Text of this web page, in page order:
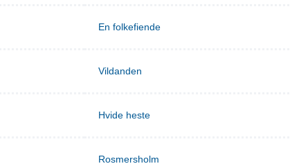
En folkefiende
Vildanden
Hvide heste
Rosmersholm